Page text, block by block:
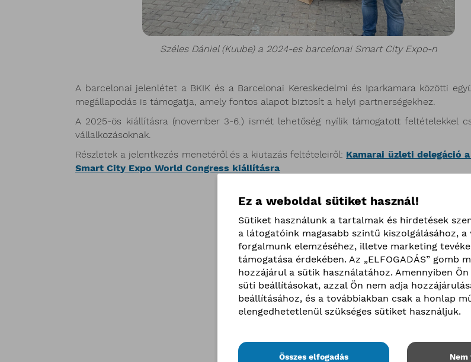
Széles Dániel (Kuube) a 2024-es barcelonai Smart City Expo-n
A barcelonai jelenlétet a BKIK és a Barcelonai Kereskedelmi és Iparkamara közötti
megállapodás is támogatja, amely fontos alapot biztosít a helyi partnerségekhez.
A 2025-ös kiállításra (november 3-6.) ismét lehetőség nyílik támogatott feltételekkel
vállalkozásoknak.
Részletek a jelentkezés menetéről és a kiutazás feltételeiről: Kamarai üzleti delegáció
Smart City Expo World Congress kiállításra
Ez a weboldal sütiket használ!
Sütiket használunk a tartalmak és hirdetések
a látogatóink magasabb szintű kiszolgálásához, a
forgalmunk elemzéséhez, illetve marketing
támogatása érdekében. Az „ELFOGADÁS” gomb
hozzájárul a sütik használatához. Amennyiben
süti beállításokat, azzal Ön nem adja
beállításához, és a továbbiakban csak a honlap
elengedhetetlenül szükséges sütiket használjuk.
Összes elfogadás Nem